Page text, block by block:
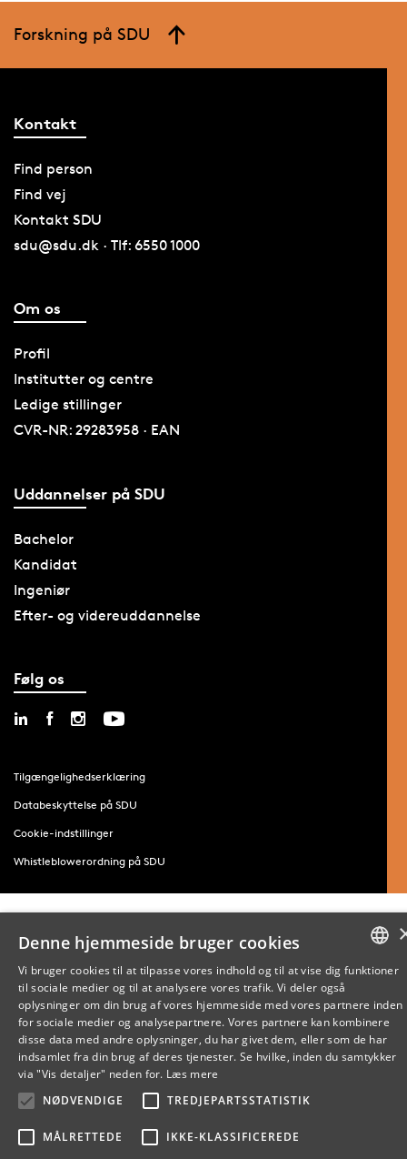
Forskning på SDU
Kontakt
Find person
Find vej
Kontakt SDU
sdu@sdu.dk · Tlf: 6550 1000
Om os
Profil
Institutter og centre
Ledige stillinger
CVR-NR: 29283958 · EAN
Uddannelser på SDU
Bachelor
Kandidat
Ingeniør
Efter- og videreuddannelse
Følg os
Tilgængelighedserklæring
Databeskyttelse på SDU
Cookie-indstillinger
Whistleblowerordning på SDU
ENGLISH
Denne hjemmeside bruger cookies
Vi bruger cookies til at tilpasse vores indhold og til at vise dig funktioner
til sociale medier og til at analysere vores trafik. Vi deler også
oplysninger om din brug af vores hjemmeside med vores partnere inden
for sociale medier og analysepartnere. Vores partnere kan kombinere
disse data med andre oplysninger, du har givet dem, eller som de har
indsamlet fra din brug af deres tjenester. Se hvilke, inden du samtykker
via "Vis detaljer" neden for. Læs mere
NØDVENDIGE
TREDJEPARTSSTATISTIK
MÅLRETTEDE IKKE-KLASSIFICEREDE